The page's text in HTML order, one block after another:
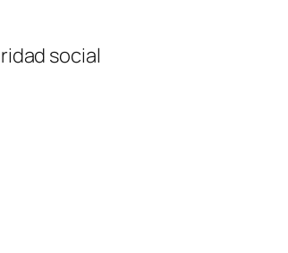
social